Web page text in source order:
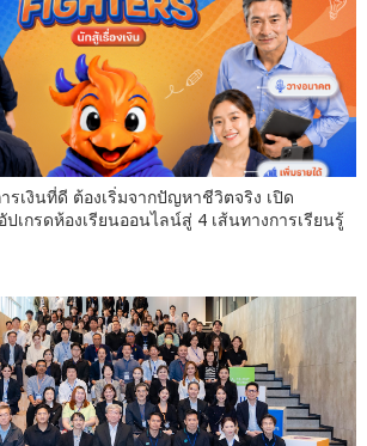
รเงินที่ดี ต้องเริ่มจากปัญหาชีวิตจริง เปิด
ปเกรดห้องเรียนออนไลน์สู่ 4 เส้นทางการเรียนรู้